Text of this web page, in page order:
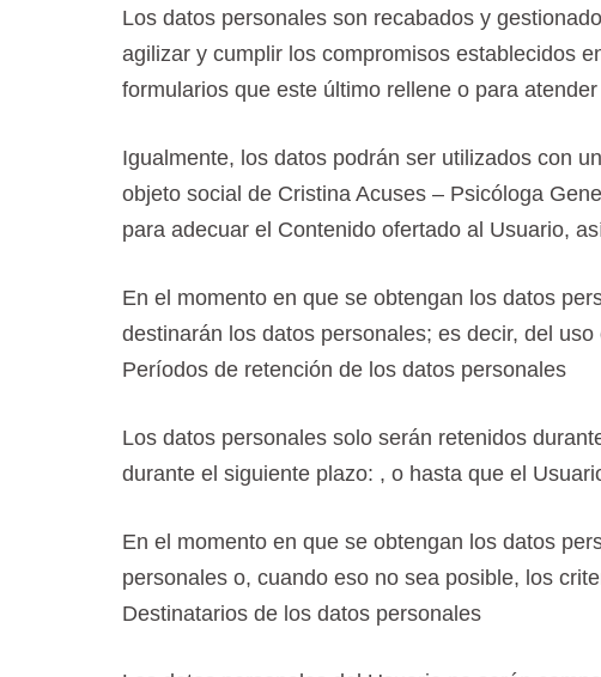
Los datos personales son recabados y
agilizar y cumplir los compromisos establecidos
formularios que este último rellene o para
Igualmente, los datos podrán ser utilizados con
objeto social de Cristina Acuses – Psicóloga
para adecuar el Contenido ofertado al Usuario,
En el momento en que se obtengan los datos
destinarán los datos personales; es decir, del
Períodos de retención de los datos personales
Los datos personales solo serán retenidos
durante el siguiente plazo: , o hasta que el
En el momento en que se obtengan los datos
personales o, cuando eso no sea posible, los
Destinatarios de los datos personales